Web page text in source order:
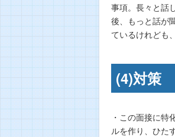
事項。長々と話
後、もっと話が
ているけれども
(4)対策
・この面接に
ルを作り、ひた